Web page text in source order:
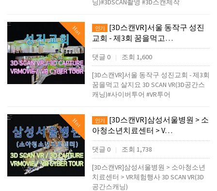
Hot 인기
[3D스캔VR]서울 동작구 성진
교회 - 제3회 꿈을먹고…
댓글 0 | 조회 1,600
[3D스캔VR]서울 동작구 성진교회 - 제3회
꿈을먹고 살지요 3D SCAN VR(3D공간스
캐닝)#사이버투어 #VR투어
Hot 인기
[3D스캔VR]삼성서울병원 > 소
아청소년치료센터 > V…
댓글 0 | 조회 1,738
[3D스캔VR]삼성서울병원 > 소아청소년
치료센터 > VR체험행사 3D SCAN VR(3D
공간스캐닝)